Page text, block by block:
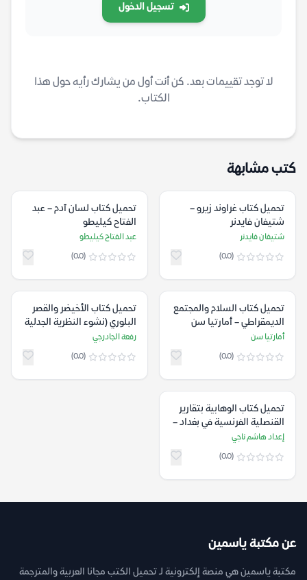
تسجيل الدخول
لا توجد تقييمات بعد. كن أنت أول من يشارك رأيه حول هذا
الكتاب.
كتب مشابهة
تحميل كتاب غراوند زيرو –
شتيفان فايدنر
شتيفان فايدنر
(0.0)
تحميل كتاب لسان آدم – عبد
الفتاح كيليطو
عبد الفتاح كيليطو
(0.0)
تحميل كتاب السلام والمجتمع
الديمقراطي – أمارتيا سن
أمارتيا سن
(0.0)
تحميل كتاب الأخيضر والقصر
البلوري (نشوء النظرية الجدلية
في العمارة) – رفعة الجادرجي
رفعة الجادرجي
(0.0)
تحميل كتاب الوهابية بتقارير
القنصلية الفرنسية في بغداد –
إعداد هاشم ناجي
إعداد هاشم ناجي
(0.0)
عن مكتبة ياسمين
مكتبة ياسمين هي منصة إلكترونية لـ تحميل الكتب مجانا العربية والمترجمة